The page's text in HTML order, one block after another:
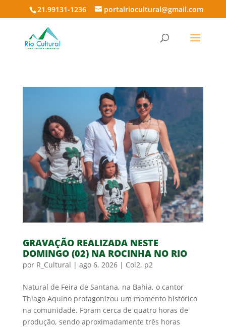
21.99131-1236 portalriocultural@gmail.com
GRAVAÇÃO REALIZADA NESTE
DOMINGO (02) NA ROCINHA NO RIO
por R_Cultural | ago 6, 2026| Col2, p2
Natural de Feira de Santana, na Bahia, o cantor
Thiago Aquino protagonizou um momento histórico
na comunidade. Foram cerca de quatro horas de
produção, sendo aproximadamente três horas